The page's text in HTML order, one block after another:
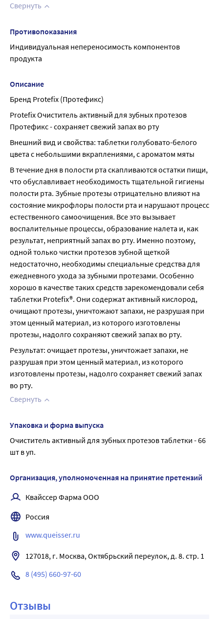
Свернуть
Противопоказания
Индивидуальная непереносимость компонентов
продукта
Описание
Бренд Protefix (Протефикс)
Protefix Очиститель активный для зубных протезов
Протефикс - сохраняет свежий запах во рту
Внешний вид и свойства: таблетки голубовато-белого
цвета с небольшими вкраплениями, с ароматом мяты
В течение дня в полости рта скапливаются остатки пищи,
что обуславливает необходимость тщательной гигиены
полости рта. Зубные протезы отрицательно влияют на
состояние микрофлоры полости рта и нарушают процесс
естественного самоочищения. Все это вызывает
воспалительные процессы, образование налета и, как
результат, неприятный запах во рту. Именно поэтому,
одной только чистки протезов зубной щеткой
недостаточно, необходимы специальные средства для
ежедневного ухода за зубными протезами. Особенно
хорошо в качестве таких средств зарекомендовали себя
таблетки Protefix®. Они содержат активный кислород,
очищают протезы, уничтожают запахи, не разрушая при
этом ценный материал, из которого изготовлены
протезы, надолго сохраняют свежий запах во рту.
Результат: очищает протезы, уничтожает запахи, не
разрушая при этом ценный материал, из которого
изготовлены протезы, надолго сохраняет свежий запах
во рту.
Свернуть
Упаковка и форма выпуска
Очиститель активный для зубных протезов таблетки - 66
шт в уп.
Организация, уполномоченная на принятие претензий
Квайссер Фарма ООО
Россия
www.queisser.ru
127018, г. Москва, Октябрьский переулок, д. 8. стр. 1
8 (495) 660-97-60
Отзывы